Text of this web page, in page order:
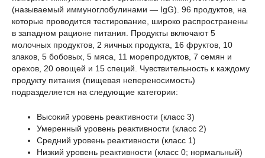
(называемый иммуноглобулинами — IgG). 96 продуктов, на
которые проводится тестирование, широко распространены
в западном рационе питания. Продукты включают 5
молочных продуктов, 2 яичных продукта, 16 фруктов, 10
злаков, 5 бобовых, 5 мяса, 11 морепродуктов, 7 семян и
орехов, 20 овощей и 15 специй. Чувствительность к каждому
продукту питания (пищевая непереносимость)
подразделяется на следующие категории:
Высокий уровень реактивности (класс 3)
Умеренный уровень реактивности (класс 2)
Средний уровень реактивности (класс 1)
Низкий уровень реактивности (класс 0; нормальный)